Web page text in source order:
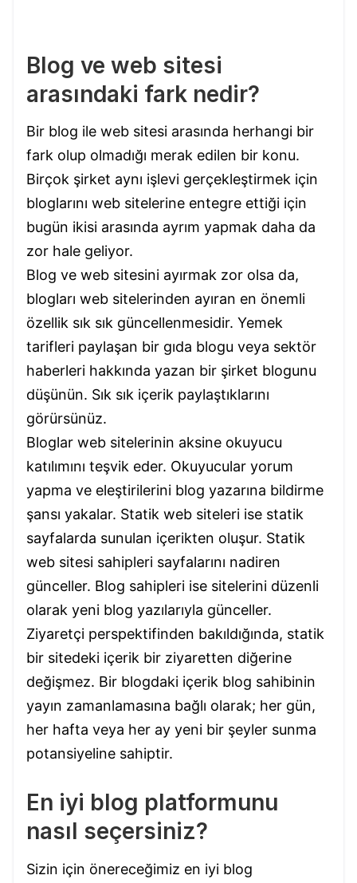
Blog ve web sitesi
arasındaki fark nedir?
Bir blog ile web sitesi arasında herhangi bir
fark olup olmadığı merak edilen bir konu.
Birçok şirket aynı işlevi gerçekleştirmek için
bloglarını web sitelerine entegre ettiği için
bugün ikisi arasında ayrım yapmak daha da
zor hale geliyor.
Blog ve web sitesini ayırmak zor olsa da,
blogları web sitelerinden ayıran en önemli
özellik sık ​​sık güncellenmesidir. Yemek
tarifleri paylaşan bir gıda blogu veya sektör
haberleri hakkında yazan bir şirket blogunu
düşünün. Sık sık içerik paylaştıklarını
görürsünüz.
Bloglar web sitelerinin aksine okuyucu
katılımını teşvik eder. Okuyucular yorum
yapma ve eleştirilerini blog yazarına bildirme
şansı yakalar. Statik web siteleri ise statik
sayfalarda sunulan içerikten oluşur. Statik
web sitesi sahipleri sayfalarını nadiren
günceller. Blog sahipleri ise sitelerini düzenli
olarak yeni blog yazılarıyla günceller.
Ziyaretçi perspektifinden bakıldığında, statik
bir sitedeki içerik bir ziyaretten diğerine
değişmez. Bir blogdaki içerik blog sahibinin
yayın zamanlamasına bağlı olarak; her gün,
her hafta veya her ay yeni bir şeyler sunma
potansiyeline sahiptir.
En iyi blog platformunu
nasıl seçersiniz?
Sizin için önereceğimiz en iyi blog